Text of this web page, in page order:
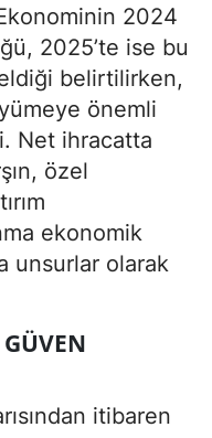
2024
2025’te ise bu
belirtilirken,
önemli
Net ihracatta
özel
ekonomik
unsurlar olarak
itibaren